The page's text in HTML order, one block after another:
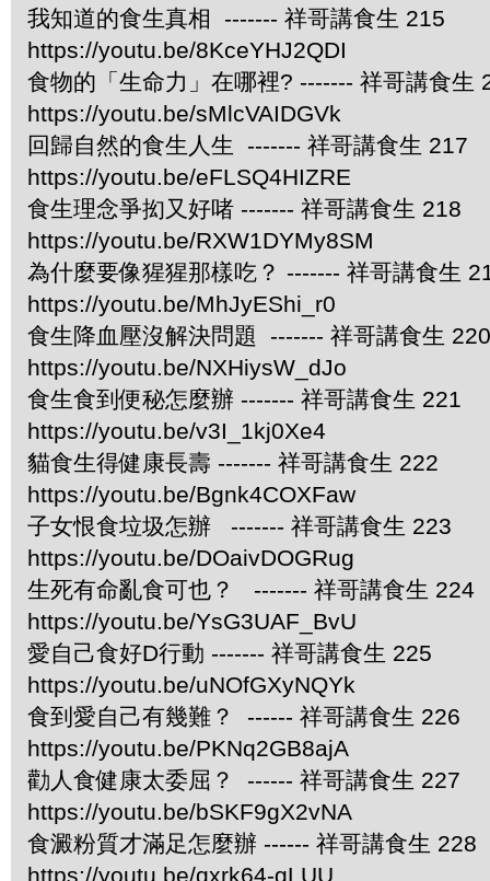
我知道的食生真相 ------- 祥哥講食生 215
https://youtu.be/8KceYHJ2QDI
食物的「生命力」在哪裡? ------- 祥哥講食生
https://youtu.be/sMlcVAIDGVk
回歸自然的食生人生 ------- 祥哥講食生 217
https://youtu.be/eFLSQ4HIZRE
食生理念爭抝又好啫 ------- 祥哥講食生 218
https://youtu.be/RXW1DYMy8SM
為什麼要像猩猩那樣吃？ ------- 祥哥講食生
https://youtu.be/MhJyEShi_r0
食生降血壓沒解決問題 ------- 祥哥講食生 220
https://youtu.be/NXHiysW_dJo
食生食到便秘怎麼辦 ------- 祥哥講食生 221
https://youtu.be/v3I_1kj0Xe4
貓食生得健康長壽 ------- 祥哥講食生 222
https://youtu.be/Bgnk4COXFaw
子女恨食垃圾怎辦 ------- 祥哥講食生 223
https://youtu.be/DOaivDOGRug
生死有命亂食可也？ ------- 祥哥講食生 224
https://youtu.be/YsG3UAF_BvU
愛自己食好D行動 ------- 祥哥講食生 225
https://youtu.be/uNOfGXyNQYk
食到愛自己有幾難？ ------ 祥哥講食生 226
https://youtu.be/PKNq2GB8ajA
勸人食健康太委屈？ ------ 祥哥講食生 227
https://youtu.be/bSKF9gX2vNA
食澱粉質才滿足怎麼辦 ------ 祥哥講食生 228
https://youtu.be/qxrk64-gLUU